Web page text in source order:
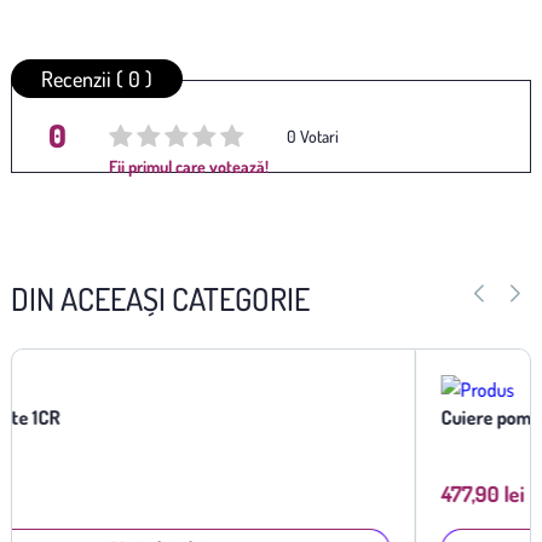
Average rating
0
/ 5. Vote
count:
0
Fii primul care votează!
Recenzii ( 0 )
DIN ACEEAȘI CATEGORIE